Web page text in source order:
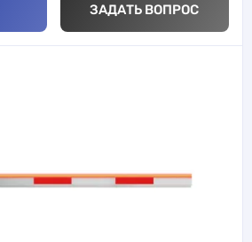
ЗАДАТЬ ВОПРОС